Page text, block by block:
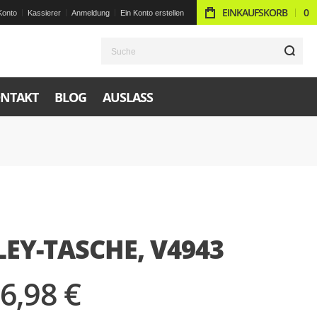
Kassierer Anmeldung Ein Konto erstellen EINKAUFSKORB 0
BLOG AUSLASS
TASCHE, V4943
€